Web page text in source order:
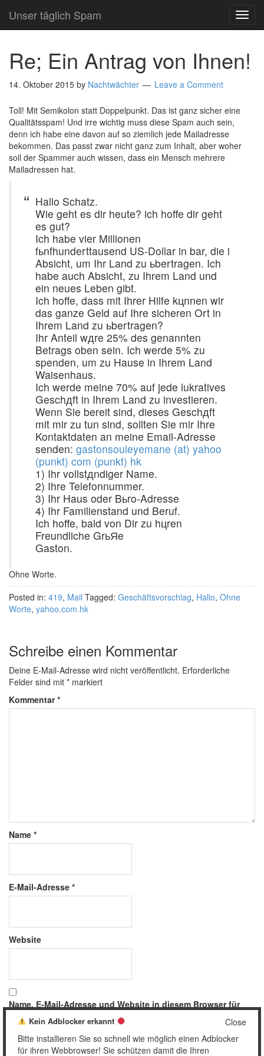
Unser täglich Spam
Re; Ein Antrag von Ihnen!
14. Oktober 2015 by Nachtwächter Leave a Comment
Toll! Mit Semikolon statt Doppelpunkt. Das ist ganz sicher eine
Qualitätsspam! Und irre wichtig muss diese Spam auch sein,
denn ich habe eine davon auf so ziemlich jede Mailadresse
bekommen. Das passt zwar nicht ganz zum Inhalt, aber woher
soll der Spammer auch wissen, dass ein Mensch mehrere
Mailadressen hat.
Hallo Schatz.
Wie geht es dir heute? ich hoffe dir geht
es gut?
Ich habe vier Millionen
fьnfhunderttausend US-Dollar in bar, die i
Absicht, um Ihr Land zu ьbertragen. Ich
habe auch Absicht, zu Ihrem Land und
ein neues Leben gibt.
Ich hoffe, dass mit Ihrer Hilfe kцnnen wir
das ganze Geld auf Ihre sicheren Ort in
Ihrem Land zu ьbertragen?
Ihr Anteil wдre 25% des genannten
Betrags oben sein. Ich werde 5% zu
spenden, um zu Hause in Ihrem Land
Waisenhaus.
Ich werde meine 70% auf jede lukratives
Geschдft in Ihrem Land zu investieren.
Wenn Sie bereit sind, dieses Geschдft
mit mir zu tun sind, sollten Sie mir Ihre
Kontaktdaten an meine Email-Adresse
senden: gastonsouleyemane (at) yahoo
(punkt) com (punkt) hk
1) Ihr vollstдndiger Name.
2) Ihre Telefonnummer.
3) Ihr Haus oder Bьro-Adresse
4) Ihr Familienstand und Beruf.
Ich hoffe, bald von Dir zu hцren
Freundliche GrьЯe
Gaston.
Ohne Worte.
Posted in: 419, Mail Tagged: Geschäftsvorschlag, Hallo, Ohne
Worte, yahoo.com.hk
Schreibe einen Kommentar
Deine E-Mail-Adresse wird nicht veröffentlicht. Erforderliche
Felder sind mit * markiert
Kommentar*
Name *
E-Mail-Adresse *
Website
Name, E-Mail-Adresse und Website in diesem Browser für
meinen nächsten Kommentar speichern.
Close
Kein Adblocker erkannt
Bitte installieren Sie so schnell wie möglich einen Adblocker
für ihren Webbrowser! Sie schützen damit die Ihren